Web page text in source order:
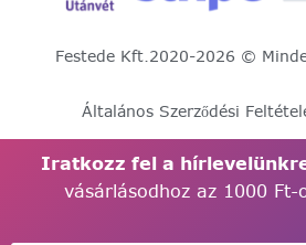
Festede Kft.2020-2026 ©
Általános Szerződési
Iratkozz fel a
vásárlásodhoz az 1000 Ft-